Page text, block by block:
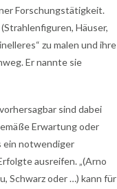
Forschungstätigkeit.
Häuser,
zu malen und ihre
Er nannte sie
sind dabei
Erwartung oder
ein notwendiger
ausreifen. „(Arno
Schwarz oder …) kann für